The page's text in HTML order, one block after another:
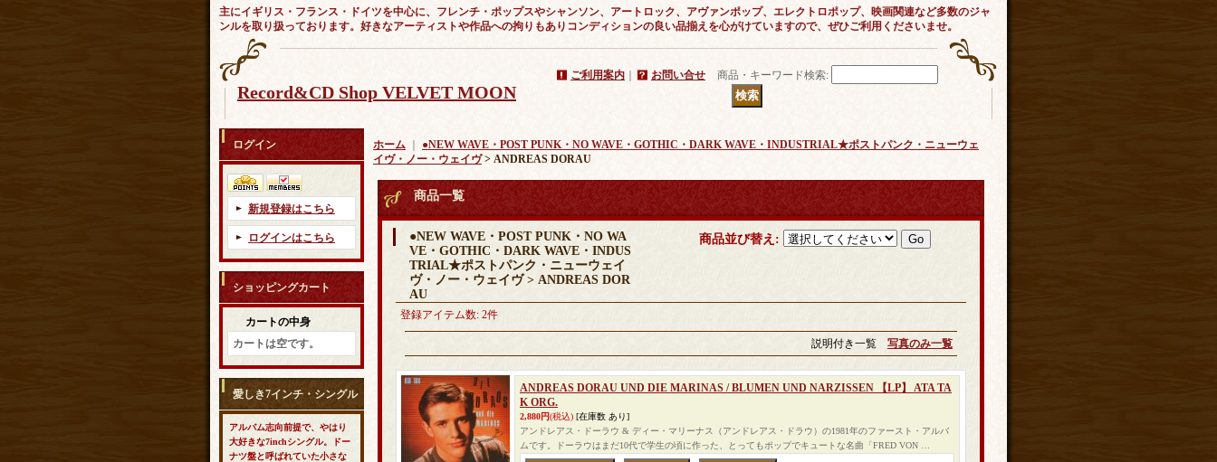
主にイギリス・フランス・ドイツを中心に、フレンチ・ポップスやシャンソン、アートロック、アヴァンポップ、エレクトロポップ、映画関連など多数のジャ
ンルを取り扱っております。好きなアーティストや作品への拘りもありコンディションの良い品揃えを心がけていますので、ぜひご利用くださいませ。
Record&CD Shop VELVET MOON
ご利用案内 お問い合せ 商品・キーワード検索:
ログイン
新規登録はこちら
ログインはこちら
ショッピングカート
カートの中身
カートは空です。
愛しき7インチ・シングル
アルバム志向前提で、やはり
大好きな7inchシングル。ドー
ナツ盤と呼ばれていた小さな
ホーム
●NEW WAVE・POST PUNK・NO WAVE・GOTHIC・DARK WAVE・INDUSTRIAL★ポストパンク・ニューウェ
イヴ・ノー・ウェイヴ> ANDREAS DORAU
商品一覧
●NEW WAVE・POST PUNK・NO WA
VE・GOTHIC・DARK WAVE・INDUS
TRIAL★ポストパンク・ニューウェイ
ヴ・ノー・ウェイヴ > ANDREAS DOR
AU
商品並び替え :
登録アイテム数: 2件
説明付き一覧 写真のみ一覧
ANDREAS DORAU UND DIE MARINAS / BLUMEN UND NARZISSEN 【LP】 ATA TA
K ORG.
2,880円(税込) [在庫数 あり]
アンドレアス・ドーラウ & ディー・マリーナス（アンドレアス・ドラウ）の1981年のファースト・アルバ
ムです。ドーラウはまだ10代で学生の頃に作った、とってもポップでキュートな名曲「FRED VON …